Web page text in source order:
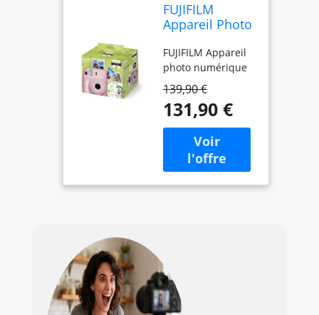
FUJIFILM
Appareil Photo
Instax Mini 12
Rose Pack
Iconique
FUJIFILM Appareil
photo numérique
139,90 €
131,90 €